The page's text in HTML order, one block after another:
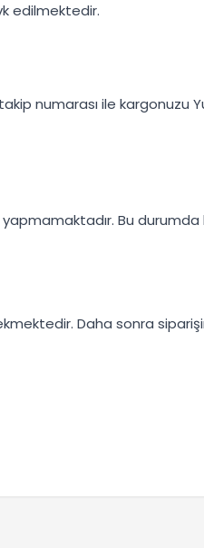
edilmektedir.
numarası ile kargonuzu
Bu
Daha sonra